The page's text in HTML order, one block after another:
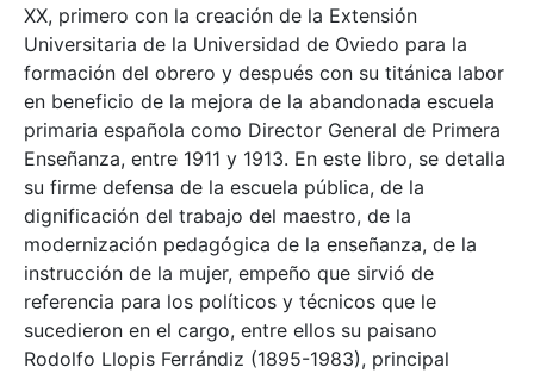
XX, primero con la creación de la Extensión
Universitaria de la Universidad de Oviedo para la
formación del obrero y después con su titánica labor
en beneficio de la mejora de la abandonada escuela
primaria española como Director General de Primera
Enseñanza, entre 1911 y 1913. En este libro, se detalla
su firme defensa de la escuela pública, de la
dignificación del trabajo del maestro, de la
modernización pedagógica de la enseñanza, de la
instrucción de la mujer, empeño que sirvió de
referencia para los políticos y técnicos que le
sucedieron en el cargo, entre ellos su paisano
Rodolfo Llopis Ferrándiz (1895-1983), principal